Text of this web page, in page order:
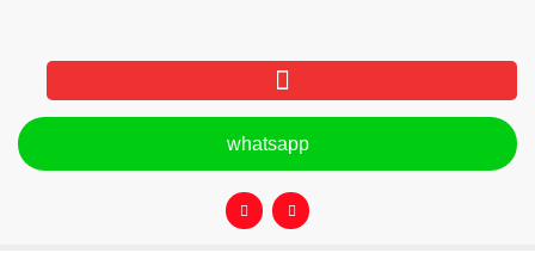
whatsapp